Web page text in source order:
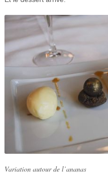
Variation autour de l’ananas